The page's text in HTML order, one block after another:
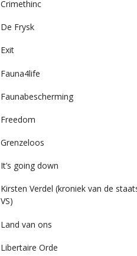
Crimethinc
De Frysk
Exit
Fauna4life
Faunabescherming
Freedom
Grenzeloos
It’s going down
Kirsten Verdel (kroniek van de
VS)
Land van ons
Libertaire Orde